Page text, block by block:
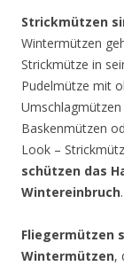
Strickmützen
Wintermützen
Strickmütze in
Pudelmütze mit
Baskenmützen
Look –
schützen das
Wintereinbruch.
Fliegermützen
Wintermützen,